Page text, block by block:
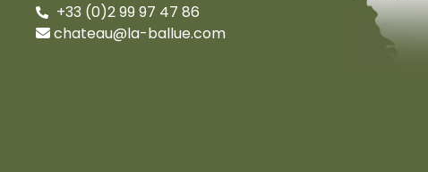
+33 (0)2 99 97 47 86
chateau@la-ballue.com